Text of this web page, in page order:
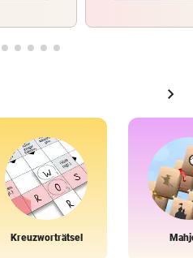
chevron_right
Kreuzworträtsel